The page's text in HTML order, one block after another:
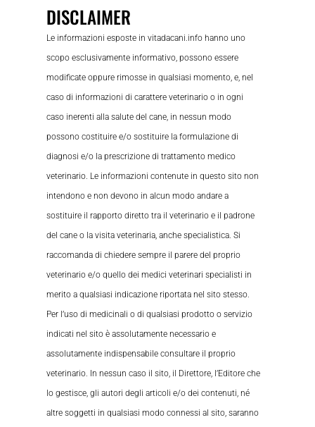
DISCLAIMER
Le informazioni esposte in vitadacani.info hanno uno
scopo esclusivamente informativo, possono essere
modificate oppure rimosse in qualsiasi momento, e, nel
caso di informazioni di carattere veterinario o in ogni
caso inerenti alla salute del cane, in nessun modo
possono costituire e/o sostituire la formulazione di
diagnosi e/o la prescrizione di trattamento medico
veterinario. Le informazioni contenute in questo sito non
intendono e non devono in alcun modo andare a
sostituire il rapporto diretto tra il veterinario e il padrone
del cane o la visita veterinaria, anche specialistica. Si
raccomanda di chiedere sempre il parere del proprio
veterinario e/o quello dei medici veterinari specialisti in
merito a qualsiasi indicazione riportata nel sito stesso.
Per l’uso di medicinali o di qualsiasi prodotto o servizio
indicati nel sito è assolutamente necessario e
assolutamente indispensabile consultare il proprio
veterinario. In nessun caso il sito, il Direttore, l’Editore che
lo gestisce, gli autori degli articoli e/o dei contenuti, né
altre soggetti in qualsiasi modo connessi al sito, saranno